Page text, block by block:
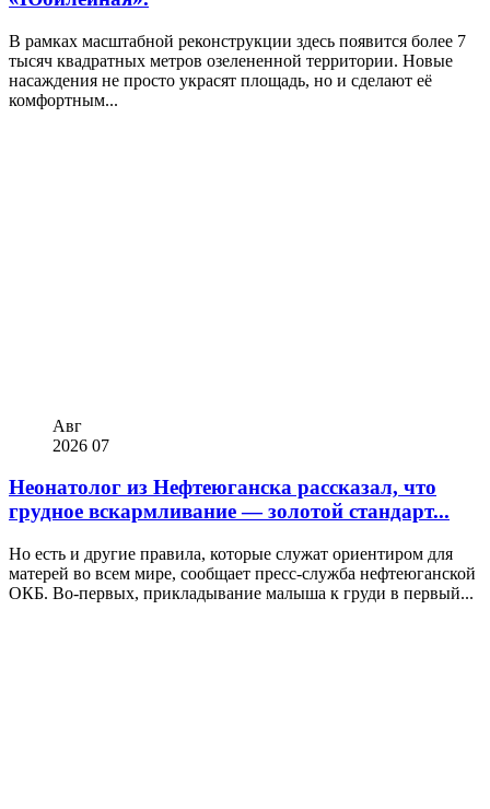
В рамках масштабной реконструкции здесь появится более 7
тысяч квадратных метров озелененной территории. Новые
насаждения не просто украсят площадь, но и сделают её
комфортным...
Авг
2026 07
Неонатолог из Нефтеюганска рассказал, что
грудное вскармливание — золотой стандарт...
Но есть и другие правила, которые служат ориентиром для
матерей во всем мире, сообщает пресс-служба нефтеюганской
ОКБ. Во-первых, прикладывание малыша к груди в первый...